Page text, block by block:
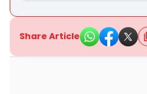
Share Article